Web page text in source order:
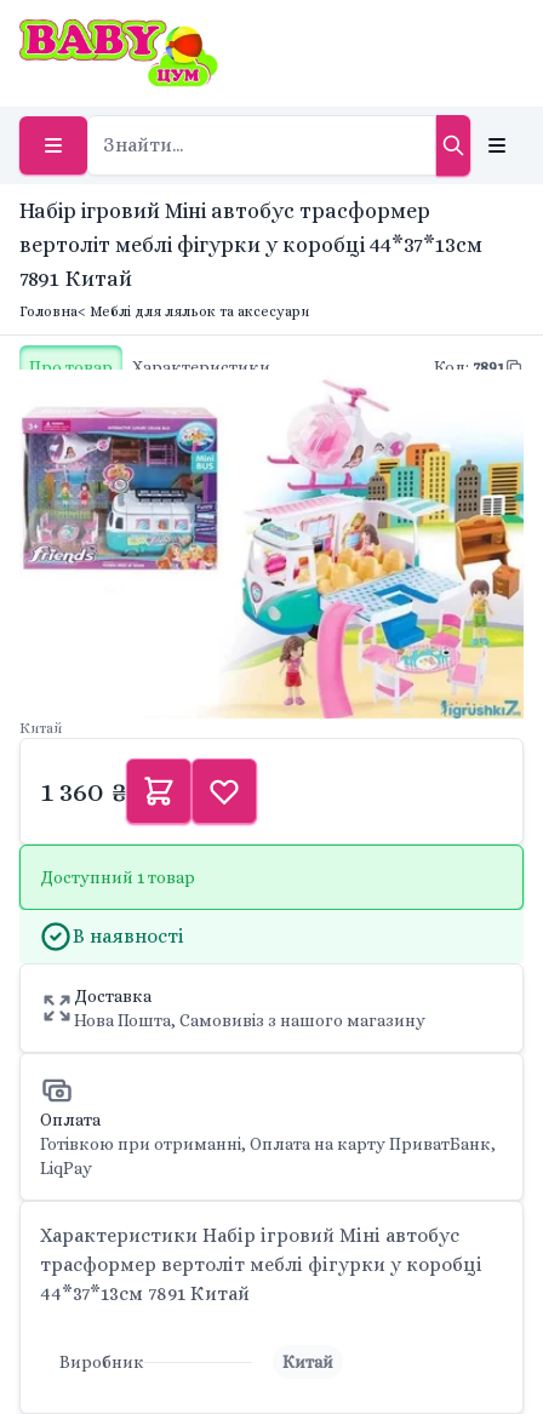
Набір ігровий Міні автобус трасформер
вертоліт меблі фігурки у коробці 44*37*13см
7891 Китай
Головна< Меблі для ляльок та аксесуари
Про товар Характеристики Код: 7891
Китай
1 360 ₴
Доступний 1 товар
В наявності
Доставка
Нова Пошта, Самовивіз з нашого магазину
Оплата
Готівкою при отриманні, Оплата на карту ПриватБанк,
LiqPay
Характеристики Набір ігровий Міні автобус
трасформер вертоліт меблі фігурки у коробці
44*37*13см 7891 Китай
Виробник Китай